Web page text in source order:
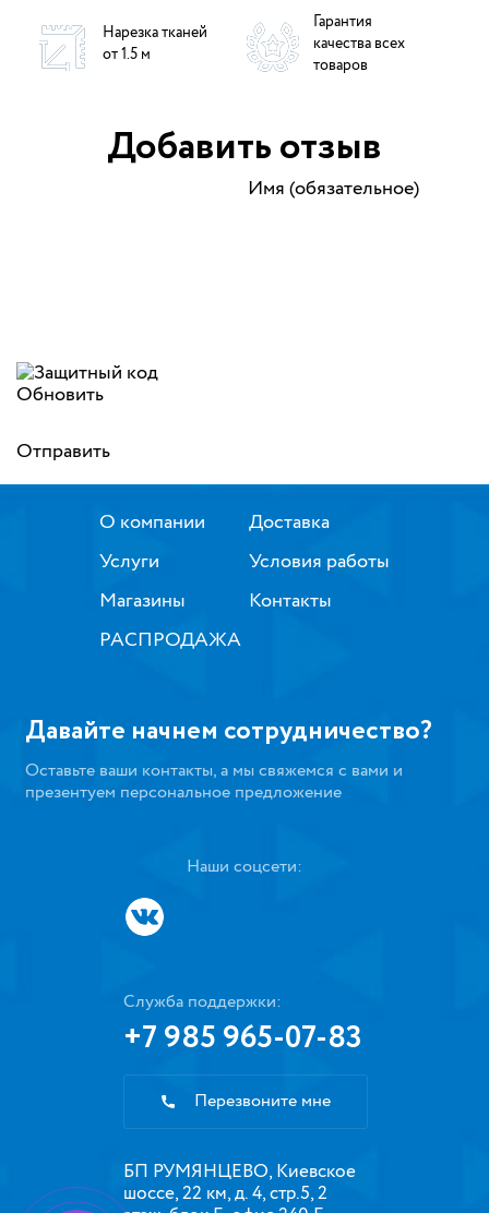
Нарезка тканей
от 1.5 м
Гарантия
качества всех
товаров
Добавить отзыв
Имя (обязательное)
Обновить
Отправить
О компании
Услуги
Магазины
РАСПРОДАЖА
Доставка
Условия работы
Контакты
Давайте начнем сотрудничество?
Оставьте ваши контакты, а мы свяжемся с вами и
презентуем персональное предложение
Наши соцсети:
Служба поддержки:
+7 985 965-07-83
Перезвоните мне
БП РУМЯНЦЕВО, Киевское
шоссе, 22 км, д. 4, стр.5, 2